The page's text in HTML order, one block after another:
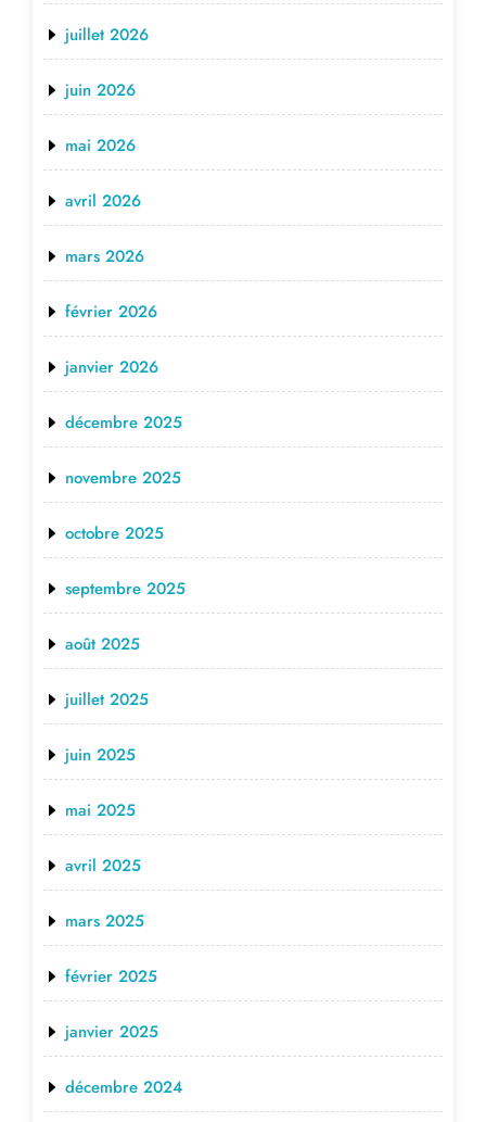
juillet 2026
juin 2026
mai 2026
avril 2026
mars 2026
février 2026
janvier 2026
décembre 2025
novembre 2025
octobre 2025
septembre 2025
août 2025
juillet 2025
juin 2025
mai 2025
avril 2025
mars 2025
février 2025
janvier 2025
décembre 2024